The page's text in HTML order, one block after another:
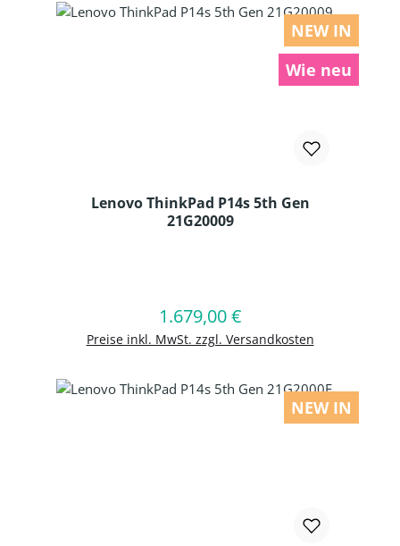
NEW IN
Wie neu
Lenovo ThinkPad P14s 5th Gen
21G20009
Regulärer Preis:
1.679,00 €
Preise inkl. MwSt. zzgl. Versandkosten
In den Warenkorb
NEW IN